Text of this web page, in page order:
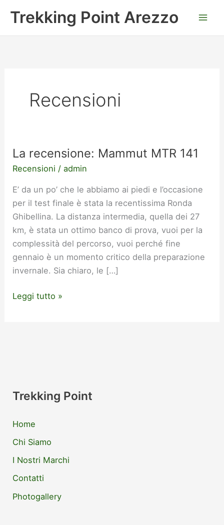
contenuto
Trekking Point Arezzo
Recensioni
La recensione: Mammut MTR 141
Recensioni /admin
E’ da un po’ che le abbiamo ai piedi e l’occasione
per il test finale è stata la recentissima Ronda
Ghibellina. La distanza intermedia, quella dei 27
km, è stata un ottimo banco di prova, vuoi per la
complessità del percorso, vuoi perché fine
gennaio è un momento critico della preparazione
invernale. Sia chiaro, le […]
La
recensione:
MTR
141
Leggi tutto »
Trekking Point
Home
Chi Siamo
I Nostri Marchi
Contatti
Photogallery